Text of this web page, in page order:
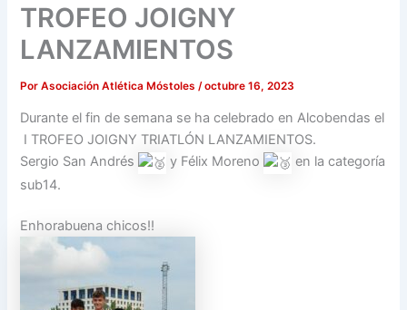
TROFEO JOIGNY
LANZAMIENTOS
PorAsociación Atlética Móstoles/octubre 16, 2023
Durante el fin de semana se ha celebrado en Alcobendas el
I TROFEO JOIGNY TRIATLÓN LANZAMIENTOS.
Sergio San Andrés
y Félix Moreno
en la categoría
sub14.
Enhorabuena chicos!!